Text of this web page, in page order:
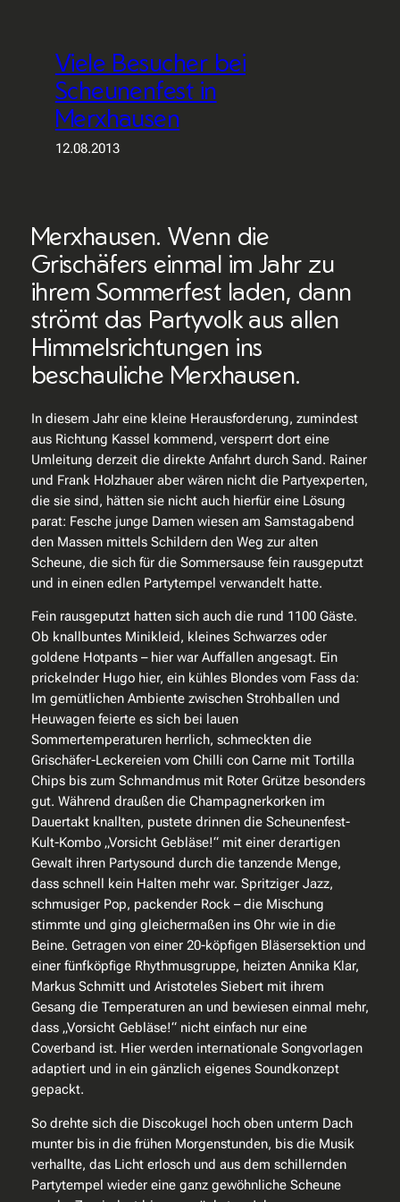
Viele Besucher bei
Scheunenfest in
Merxhausen
12.08.2013
Merxhausen. Wenn die
Grischäfers einmal im Jahr zu
ihrem Sommerfest laden, dann
strömt das Partyvolk aus allen
Himmelsrichtungen ins
beschauliche Merxhausen.
In diesem Jahr eine kleine Herausforderung, zumindest
aus Richtung Kassel kommend, versperrt dort eine
Umleitung derzeit die direkte Anfahrt durch Sand. Rainer
und Frank Holzhauer aber wären nicht die Partyexperten,
die sie sind, hätten sie nicht auch hierfür eine Lösung
parat: Fesche junge Damen wiesen am Samstagabend
den Massen mittels Schildern den Weg zur alten
Scheune, die sich für die Sommersause fein rausgeputzt
und in einen edlen Partytempel verwandelt hatte.
Fein rausgeputzt hatten sich auch die rund 1100 Gäste.
Ob knallbuntes Minikleid, kleines Schwarzes oder
goldene Hotpants – hier war Auffallen angesagt. Ein
prickelnder Hugo hier, ein kühles Blondes vom Fass da:
Im gemütlichen Ambiente zwischen Strohballen und
Heuwagen feierte es sich bei lauen
Sommertemperaturen herrlich, schmeckten die
Grischäfer-Leckereien vom Chilli con Carne mit Tortilla
Chips bis zum Schmandmus mit Roter Grütze besonders
gut. Während draußen die Champagnerkorken im
Dauertakt knallten, pustete drinnen die Scheunenfest-
Kult-Kombo „Vorsicht Gebläse!“ mit einer derartigen
Gewalt ihren Partysound durch die tanzende Menge,
dass schnell kein Halten mehr war. Spritziger Jazz,
schmusiger Pop, packender Rock – die Mischung
stimmte und ging gleichermaßen ins Ohr wie in die
Beine. Getragen von einer 20-köpfigen Bläsersektion und
einer fünfköpfige Rhythmusgruppe, heizten Annika Klar,
Markus Schmitt und Aristoteles Siebert mit ihrem
Gesang die Temperaturen an und bewiesen einmal mehr,
dass „Vorsicht Gebläse!“ nicht einfach nur eine
Coverband ist. Hier werden internationale Songvorlagen
adaptiert und in ein gänzlich eigenes Soundkonzept
gepackt.
So drehte sich die Discokugel hoch oben unterm Dach
munter bis in die frühen Morgenstunden, bis die Musik
verhallte, das Licht erlosch und aus dem schillernden
Partytempel wieder eine ganz gewöhnliche Scheune